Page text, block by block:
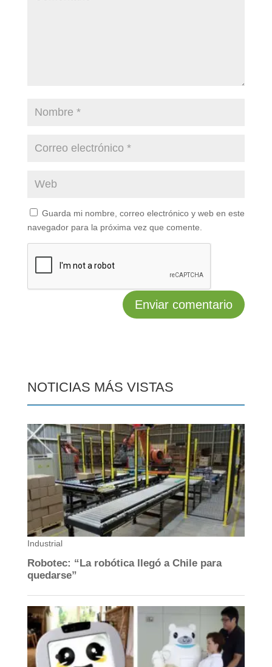
Guarda mi nombre, correo electrónico y web en este
navegador para la próxima vez que comente.
NOTICIAS MÁS VISTAS